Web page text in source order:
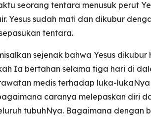
seorang tentara menusuk perut
Yesus sudah mati dan dikubur
tentara.
sejenak bahwa Yesus
Ia bertahan selama tiga hari di
medis terhadap luka-
caranya melepaskan diri
tubuhNya. Bagaimana